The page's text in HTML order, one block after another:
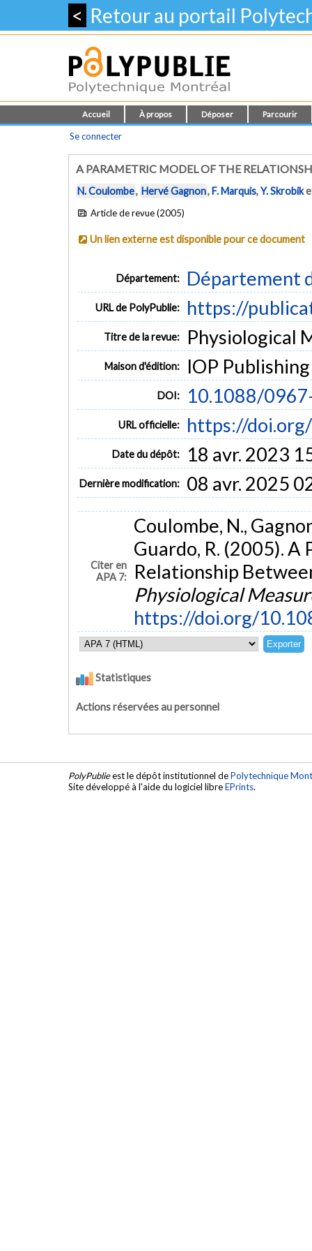
< Retour au portail
Accueil À propos Déposer Parcourir
Se connecter
A PARAMETRIC MODEL OF THE
N. Coulombe, Hervé Gagnon,F. Marquis,Y. Skrobik
Article de revue (2005)
Un lien externe est disponible pour ce document
Département: Département
URL de PolyPublie: https://
Titre de la revue: Physiological
Maison d'édition: IOP Publishing
DOI: 10.1088/
URL officielle: https://
Date du dépôt: 18 avr. 2023
Dernière modification: 08 avr. 2025
Citer en
APA 7:
Coulombe, N.,
Guardo, R. (2005).
Relationship
Physiological
https://doi.org/
Statistiques
Actions réservées au personnel
PolyPublieest le dépôt institutionnel dePolytechnique
Site développé à l'aide du logiciel libreEPrints.